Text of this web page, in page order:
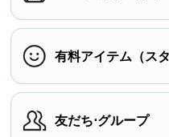
有料アイテム（ス
友だち⋅グループ